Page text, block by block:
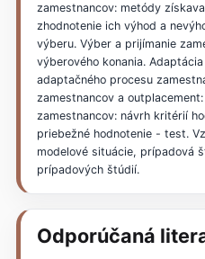
zamestnancov: metódy
zhodnotenie ich výhod a
výberu. Výber a prijímanie
výberového konania.
adaptačného procesu
zamestnancov a
zamestnancov: návrh kritérií
priebežné hodnotenie - test.
modelové situácie, prípadová
prípadových štúdií.
Odporúčaná